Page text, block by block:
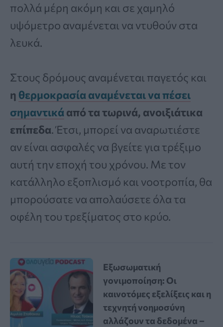
πολλά μέρη ακόμη και σε χαμηλό
υψόμετρο αναμένεται να ντυθούν στα
λευκά.
Στους δρόμους αναμένεται παγετός και
η θερμοκρασία αναμένεται να πέσει
σημαντικά από τα τωρινά, ανοιξιάτικα
επίπεδα. Έτσι, μπορεί να αναρωτιέστε
αν είναι ασφαλές να βγείτε για τρέξιμο
αυτή την εποχή του χρόνου. Με τον
κατάλληλο εξοπλισμό και νοοτροπία, θα
μπορούσατε να απολαύσετε όλα τα
οφέλη του τρεξίματος στο κρύο.
Εξωσωματική
γονιμοποίηση: Οι
καινοτόμες εξελίξεις και η
τεχνητή νοημοσύνη
αλλάζουν τα δεδομένα –